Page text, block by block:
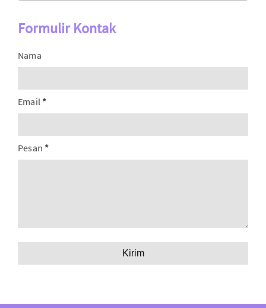
Formulir Kontak
Nama
Email *
Pesan *